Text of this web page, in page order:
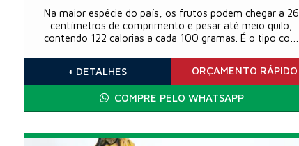
Na maior espécie do país, os frutos podem chegar a 26
centímetros de comprimento e pesar até meio quilo,
contendo 122 calorias a cada 100 gramas. É o tipo com
+ DETALHES
ORÇAMENTO RÁPIDO
COMPRE PELO WHATSAPP